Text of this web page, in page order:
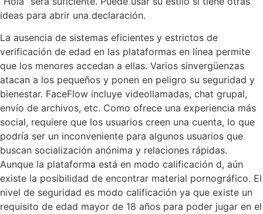
ideas para abrir una declaración.
La ausencia de sistemas eficientes y estrictos de
verificación de edad en las plataformas en línea permite
que los menores accedan a ellas. Varios sinvergüenzas
atacan a los pequeños y ponen en peligro su seguridad y
bienestar. FaceFlow incluye videollamadas, chat grupal,
envío de archivos, etc. Como ofrece una experiencia más
social, requiere que los usuarios creen una cuenta, lo que
podría ser un inconveniente para algunos usuarios que
buscan socialización anónima y relaciones rápidas.
Aunque la plataforma está en modo calificación d, aún
existe la posibilidad de encontrar material pornográfico. El
nivel de seguridad es modo calificación ya que existe un
requisito de edad mayor de 18 años para poder jugar en el